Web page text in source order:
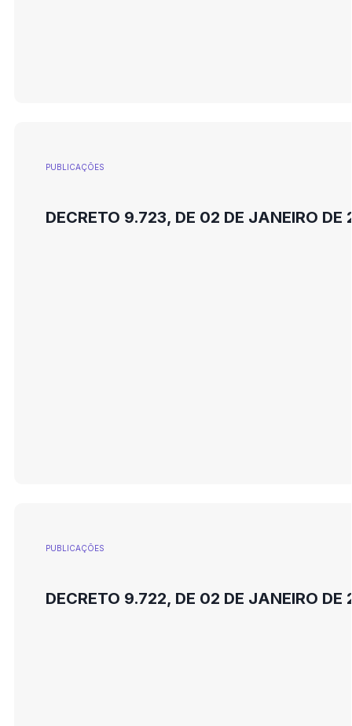
PUBLICAÇÕES
DECRETO 9.723, DE 02 DE JANEIRO DE
PUBLICAÇÕES
DECRETO 9.722, DE 02 DE JANEIRO DE